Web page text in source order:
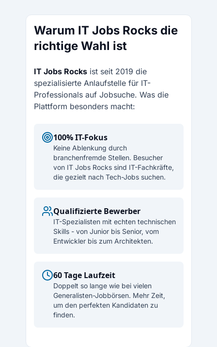
Warum IT Jobs Rocks die
richtige Wahl ist
IT Jobs Rocksist seit 2019 die
spezialisierte Anlaufstelle für IT-
Professionals auf Jobsuche. Was die
Plattform besonders macht:
100% IT-Fokus
Keine Ablenkung durch
branchenfremde Stellen. Besucher
von IT Jobs Rocks sind IT-Fachkräfte,
die gezielt nach Tech-Jobs suchen.
Qualifizierte Bewerber
IT-Spezialisten mit echten technischen
Skills - von Junior bis Senior, vom
Entwickler bis zum Architekten.
60 Tage Laufzeit
Doppelt so lange wie bei vielen
Generalisten-Jobbörsen. Mehr Zeit,
um den perfekten Kandidaten zu
finden.